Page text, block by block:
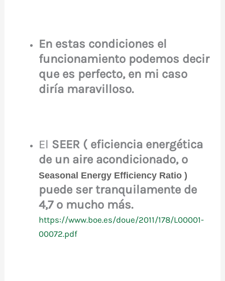
En estas condiciones el
funcionamiento podemos decir
que es perfecto, en mi caso
diría maravilloso.
El SEER ( eficiencia energética
de un aire acondicionado, o
Seasonal Energy Efficiency Ratio)
puede ser tranquilamente de
4,7 o mucho más.
https://www.boe.es/doue/2011/178/L00001-
00072.pdf